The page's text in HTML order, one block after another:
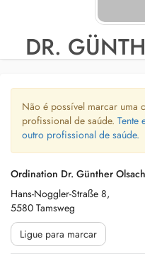
DR.
Não é possível marcar uma
profissional de saúde. Tente
outro profissional de saúde.
Ordination Dr. Günther
Hans-Noggler-Straße 8,
5580 Tamsweg
Ligue para marcar